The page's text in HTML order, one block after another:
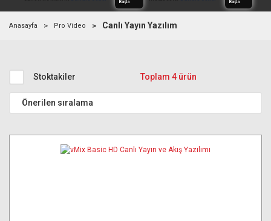
Anasayfa Pro Video Canlı Yayın Yazılım
Stoktakiler Toplam 4 ürün